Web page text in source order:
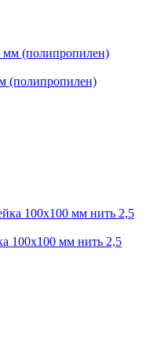
(полипропилен)
100х100 мм нить 2,5